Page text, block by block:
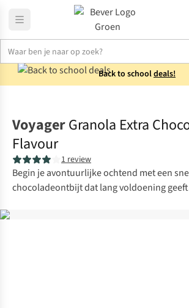
Back to schooldeals!
VoyagerGranola Extra
Flavour
1 review
Begin je avontuurlijke ochtend met een
chocoladeontbijt dat lang voldoening